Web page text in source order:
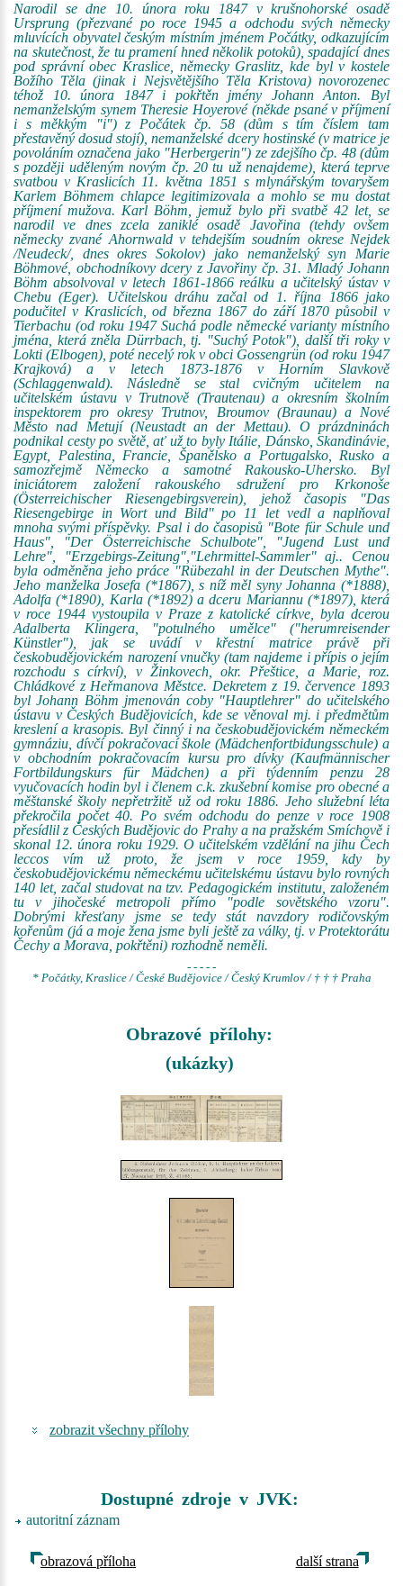
Narodil se dne 10. února roku 1847 v krušnohorské osadě
Ursprung (přezvané po roce 1945 a odchodu svých německy
mluvících obyvatel českým místním jménem Počátky, odkazujícím
na skutečnost, že tu pramení hned několik potoků), spadající dnes
pod správní obec Kraslice, německy Graslitz, kde byl v kostele
Božího Těla (jinak i Nejsvětějšího Těla Kristova) novorozenec
téhož 10. února 1847 i pokřtěn jmény Johann Anton. Byl
nemanželským synem Theresie Hoyerové (někde psané v příjmení
i s měkkým "i") z Počátek čp. 58 (dům s tím číslem tam
přestavěný dosud stojí), nemanželské dcery hostinské (v matrice je
povoláním označena jako "Herbergerin") ze zdejšího čp. 48 (dům
s později uděleným novým čp. 20 tu už nenajdeme), která teprve
svatbou v Kraslicích 11. května 1851 s mlynářským tovaryšem
Karlem Böhmem chlapce legitimizovala a mohlo se mu dostat
příjmení mužova. Karl Böhm, jemuž bylo při svatbě 42 let, se
narodil ve dnes zcela zaniklé osadě Javořina (tehdy ovšem
německy zvané Ahornwald v tehdejším soudním okrese Nejdek
/Neudeck/, dnes okres Sokolov) jako nemanželský syn Marie
Böhmové, obchodníkovy dcery z Javořiny čp. 31. Mladý Johann
Böhm absolvoval v letech 1861-1866 reálku a učitelský ústav v
Chebu (Eger). Učitelskou dráhu začal od 1. října 1866 jako
podučitel v Kraslicích, od března 1867 do září 1870 působil v
Tierbachu (od roku 1947 Suchá podle německé varianty místního
jména, která zněla Dürrbach, tj. "Suchý Potok"), další tři roky v
Lokti (Elbogen), poté necelý rok v obci Gossengrün (od roku 1947
Krajková) a v letech 1873-1876 v Horním Slavkově
(Schlaggenwald). Následně se stal cvičným učitelem na
učitelském ústavu v Trutnově (Trautenau) a okresním školním
inspektorem pro okresy Trutnov, Broumov (Braunau) a Nové
Město nad Metují (Neustadt an der Mettau). O prázdninách
podnikal cesty po světě, ať už to byly Itálie, Dánsko, Skandinávie,
Egypt, Palestina, Francie, Španělsko a Portugalsko, Rusko a
samozřejmě Německo a samotné Rakousko-Uhersko. Byl
iniciátorem založení rakouského sdružení pro Krkonoše
(Österreichischer Riesengebirgsverein), jehož časopis "Das
Riesengebirge in Wort und Bild" po 11 let vedl a naplňoval
mnoha svými příspěvky. Psal i do časopisů "Bote für Schule und
Haus", "Der Österreichische Schulbote", "Jugend Lust und
Lehre", "Erzgebirgs-Zeitung","Lehrmittel-Sammler" aj.. Cenou
byla odměněna jeho práce "Rübezahl in der Deutschen Mythe".
Jeho manželka Josefa (*1867), s níž měl syny Johanna (*1888),
Adolfa (*1890), Karla (*1892) a dceru Mariannu (*1897), která
v roce 1944 vystoupila v Praze z katolické církve, byla dcerou
Adalberta Klingera, "potulného umělce" ("herumreisender
Künstler"), jak se uvádí v křestní matrice právě při
českobudějovickém narození vnučky (tam najdeme i přípis o jejím
rozchodu s církví), v Žinkovech, okr. Přeštice, a Marie, roz.
Chládkové z Heřmanova Městce. Dekretem z 19. července 1893
byl Johann Böhm jmenován coby "Hauptlehrer" do učitelského
ústavu v Českých Budějovicích, kde se věnoval mj. i předmětům
kreslení a krasopis. Byl činný i na českobudějovickém německém
gymnáziu, dívčí pokračovací škole (Mädchenfortbidungsschule) a
v obchodním pokračovacím kursu pro dívky (Kaufmännischer
Fortbildungskurs für Mädchen) a při týdenním penzu 28
vyučovacích hodin byl i členem c.k. zkušební komise pro obecné a
měštanské školy nepřetržitě už od roku 1886. Jeho služební léta
překročila počet 40. Po svém odchodu do penze v roce 1908
přesídlil z Českých Budějovic do Prahy a na pražském Smíchově i
skonal 12. února roku 1929. O učitelském vzdělání na jihu Čech
leccos vím už proto, že jsem v roce 1959, kdy by
českobudějovickému německému učitelskému ústavu bylo rovných
140 let, začal studovat na tzv. Pedagogickém institutu, založeném
tu v jihočeské metropoli přímo "podle sovětského vzoru".
Dobrými křesťany jsme se tedy stát navzdory rodičovským
kořenům (já a moje žena jsme byli ještě za války, tj. v Protektorátu
Čechy a Morava, pokřtěni) rozhodně neměli.
- - - - -
* Počátky, Kraslice / České Budějovice / Český Krumlov / † † † Praha
Obrazové přílohy:
(ukázky)
zobrazit všechny přílohy
Dostupné zdroje v JVK:
autoritní záznam
obrazová příloha další strana